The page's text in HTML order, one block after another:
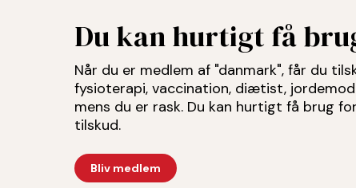
Du kan hurtigt få
Når du er medlem af "danmark", får du
fysioterapi, vaccination, diætist,
mens du er rask. Du kan hurtigt få brug
tilskud.
Bliv medlem